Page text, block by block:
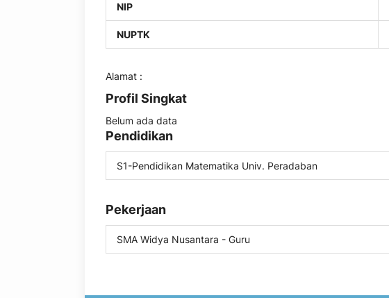
NIP
NUPTK
Alamat :
Profil Singkat
Belum ada data
Pendidikan
S1-Pendidikan Matematika Univ. Peradaban
Pekerjaan
SMA Widya Nusantara - Guru